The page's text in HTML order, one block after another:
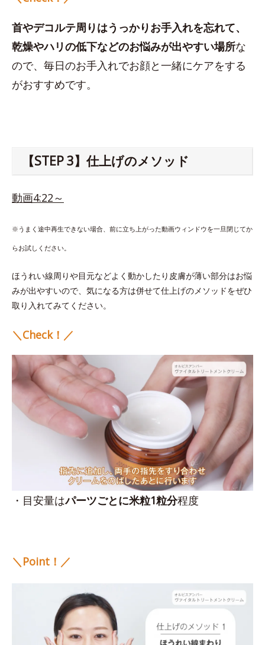
首やデコルテ周りはうっかりお手入れを忘れて、
乾燥やハリの低下などのお悩みが出やすい場所な
ので、毎日のお手入れでお顔と一緒にケアをする
がおすすめです。
【STEP 3】仕上げのメソッド
動画4:22～
※うまく途中再生できない場合、前に立ち上がった動画ウィンドウを一旦閉じてか
らお試しください。
ほうれい線周りや目元などよく動かしたり皮膚が薄い部分はお悩
みが出やすいので、気になる方は併せて仕上げのメソッドをぜひ
取り入れてみてください。
＼Check！／
・目安量はパーツごとに米粒1粒分程度
＼Point！／